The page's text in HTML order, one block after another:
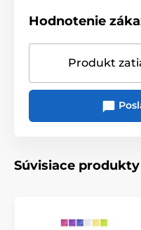
Hodnotenie
Produkt
Súvisiace produkty